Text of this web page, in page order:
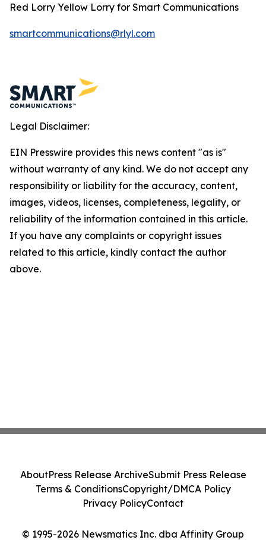
Red Lorry Yellow Lorry for Smart Communications
smartcommunications@rlyl.com
Legal Disclaimer:
EIN Presswire provides this news content "as is"
without warranty of any kind. We do not accept any
responsibility or liability for the accuracy, content,
images, videos, licenses, completeness, legality, or
reliability of the information contained in this article.
If you have any complaints or copyright issues
related to this article, kindly contact the author
above.
© 1995-2026 Newsmatics Inc. dba Affinity Group
AboutPress Release ArchiveSubmit Press Release
Terms & ConditionsCopyright/DMCA Policy
Privacy PolicyContact